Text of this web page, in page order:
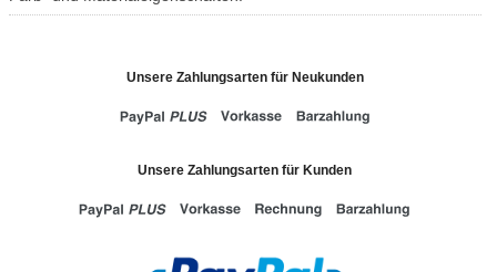
Unsere Zahlungsarten für Neukunden
Unsere Zahlungsarten für Kunden